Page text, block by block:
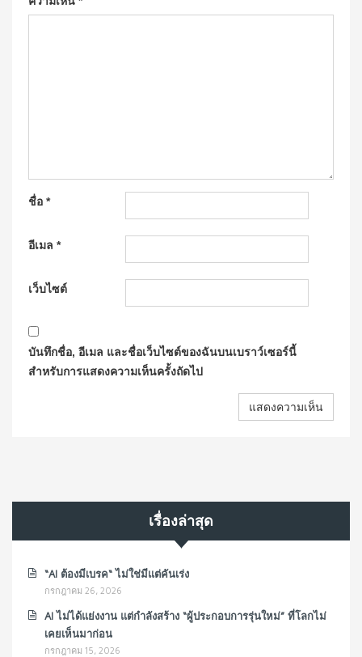
ชื่อ *
อีเมล *
เว็บไซต์
บันทึกชื่อ, อีเมล และชื่อเว็บไซต์ของฉันบนเบราว์เซอร์นี้
สำหรับการแสดงความเห็นครั้งถัดไป
เรื่องล่าสุด
“AI ต้องมีเบรค“ ไม่ใช่มีแต่คันเร่ง
กรกฎาคม 26, 2026
AI ไม่ได้แย่งงาน แต่กำลังสร้าง “ผู้ประกอบการรุ่นใหม่” ที่โลกไม่
เคยเห็นมาก่อน
กรกฎาคม 15, 2026